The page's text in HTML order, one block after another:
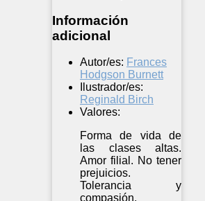
Información
adicional
Autor/es: Frances
Hodgson Burnett
Ilustrador/es:
Reginald Birch
Valores:
Forma de vida de
las clases altas.
Amor filial. No tener
prejuicios.
Tolerancia y
compasión.